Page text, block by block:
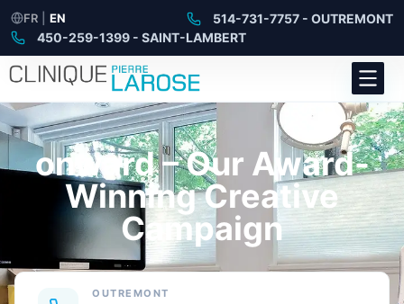
FR EN
514-731-7757 - OUTREMONT
450-259-1399 - SAINT-LAMBERT
onward – Our Award-
Winning Creative
Campaign
OUTREMONT